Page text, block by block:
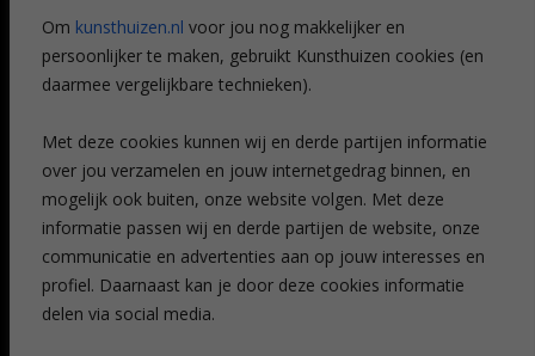
Om kunsthuizen.nl voor jou nog makkelijker en
persoonlijker te maken, gebruikt Kunsthuizen cookies (en
daarmee vergelijkbare technieken).
Met deze cookies kunnen wij en derde partijen informatie
over jou verzamelen en jouw internetgedrag binnen, en
mogelijk ook buiten, onze website volgen. Met deze
informatie passen wij en derde partijen de website, onze
communicatie en advertenties aan op jouw interesses en
profiel. Daarnaast kan je door deze cookies informatie
delen via social media.
Veelgestelde vragen
CONTACT
Leiden
Amsterdam
Breda
Favorieten
Mijn art alert
NIEUWSBRIEF